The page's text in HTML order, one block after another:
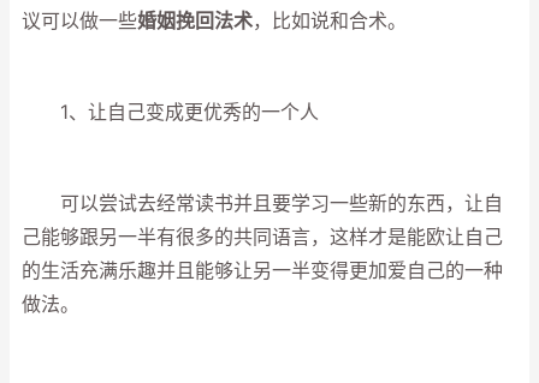
议可以做一些婚姻挽回法术，比如说和合术。
1、让自己变成更优秀的一个人
可以尝试去经常读书并且要学习一些新的东西，让自
己能够跟另一半有很多的共同语言，这样才是能欧让自己
的生活充满乐趣并且能够让另一半变得更加爱自己的一种
做法。